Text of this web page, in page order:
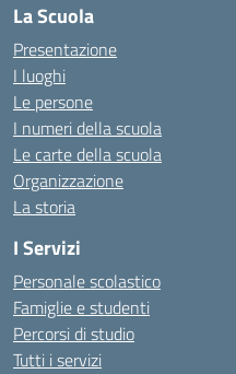
La Scuola
Presentazione
I luoghi
Le persone
I numeri della scuola
Le carte della scuola
Organizzazione
La storia
I Servizi
Personale scolastico
Famiglie e studenti
Percorsi di studio
Tutti i servizi